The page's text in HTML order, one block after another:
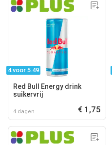
4 voor 5.49
Red Bull Energy drink
suikervrij
4 dagen € 1,75